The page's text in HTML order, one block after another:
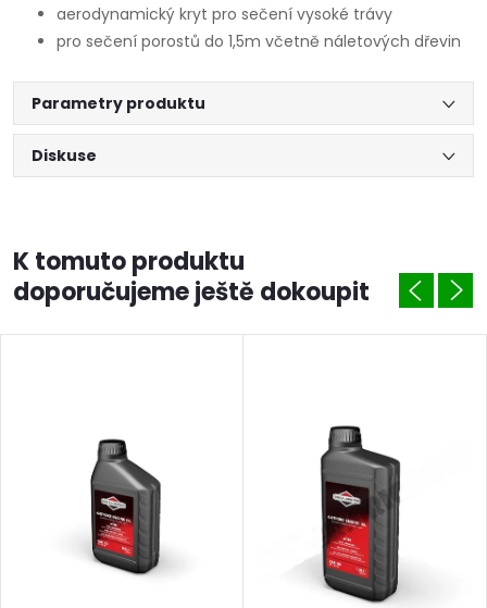
aerodynamický kryt pro sečení vysoké trávy
pro sečení porostů do 1,5m včetně náletových dřevin
Parametry produktu
Diskuse
K tomuto produktu
doporučujeme ještě dokoupit